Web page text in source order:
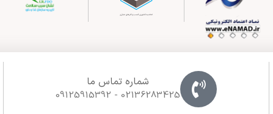
شماره تماس ما
02136283425 - 09125915392